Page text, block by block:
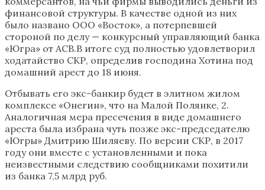
финансовой структуры. В качестве одной из них
было названо ООО «Восток», а потерпевшей
стороной по делу — конкурсный управляющий банка
«Югра» от АСВ.В итоге суд полностью удовлетворил
ходатайство СКР, определив господина Хотина под
домашний арест до 18 июня.
Отбывать его экс-банкир будет в элитном жилом
комплексе «Онегин», что на Малой Полянке, 2.
Аналогичная мера пресечения в виде домашнего
ареста была избрана чуть позже экс-председателю
«Югры» Дмитрию Шиляеву. По версии СКР, в 2017
году они вместе с установленными и пока
неизвестными следствию сообщниками похитили
из банка 7,5 млрд руб.